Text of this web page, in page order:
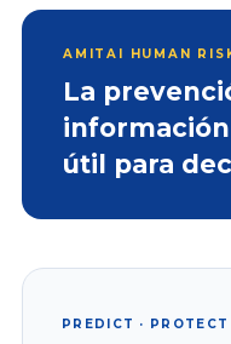
AMITAI HUMAN
La
útil para
PREDICT · PROTECT